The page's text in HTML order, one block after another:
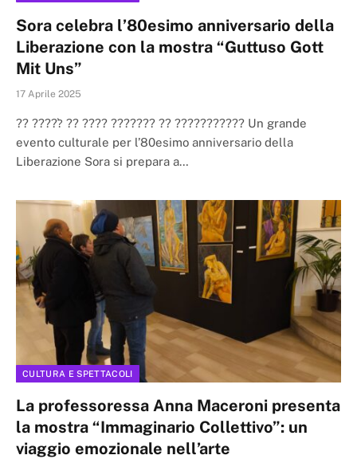
Sora celebra l’80esimo anniversario della
Liberazione con la mostra “Guttuso Gott
Mit Uns”
17 Aprile 2025
?? ?????̀ ?? ???? ??????? ?? ??????????? Un grande
evento culturale per l’80esimo anniversario della
Liberazione Sora si prepara a…
CULTURA E SPETTACOLI
La professoressa Anna Maceroni presenta
la mostra “Immaginario Collettivo”: un
viaggio emozionale nell’arte